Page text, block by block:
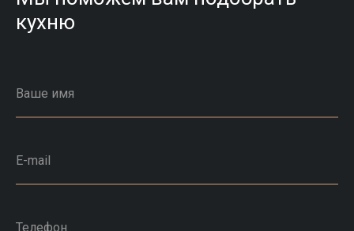
кухню
Ваше имя
E-mail
Телефон